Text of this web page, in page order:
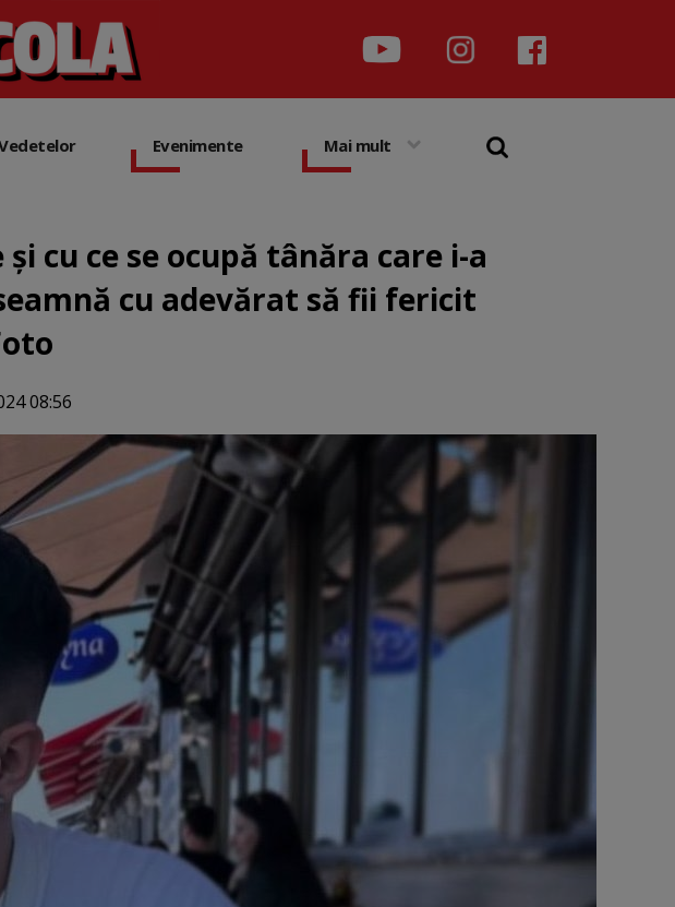
Evenimente Mai mult
cu ce se ocupă tânăra care i-a
cu adevărat să fii fericit
08:56